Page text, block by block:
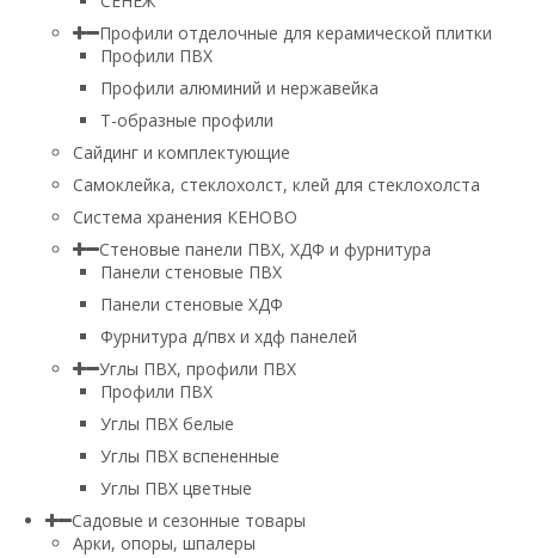
Профили отделочные для керамической плитки
Профили ПВХ
Профили алюминий и нержавейка
Т-образные профили
Сайдинг и комплектующие
Самоклейка, стеклохолст, клей для стеклохолста
Система хранения КЕНОВО
Стеновые панели ПВХ, ХДФ и фурнитура
Панели стеновые ПВХ
Панели стеновые ХДФ
Фурнитура д/пвх и хдф панелей
Углы ПВХ, профили ПВХ
Профили ПВХ
Углы ПВХ белые
Углы ПВХ вспененные
Углы ПВХ цветные
Садовые и сезонные товары
Арки, опоры, шпалеры